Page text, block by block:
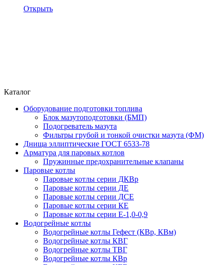
Открыть
Каталог
Оборудование подготовки топлива
Блок мазутоподготовки (БМП)
Подогреватель мазута
Фильтры грубой и тонкой очистки мазута (ФМ)
Днища эллиптические ГОСТ 6533-78
Арматура для паровых котлов
Пружинные предохранительные клапаны
Паровые котлы
Паровые котлы серии ДКВр
Паровые котлы серии ДЕ
Паровые котлы серии ДСЕ
Паровые котлы серии КЕ
Паровые котлы серии Е-1,0-0,9
Водогрейные котлы
Водогрейные котлы Гефест (КВр, КВм)
Водогрейные котлы КВГ
Водогрейные котлы ТВГ
Водогрейные котлы КВр